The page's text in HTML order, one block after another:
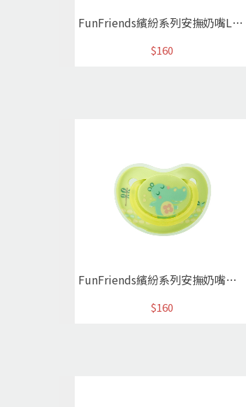
FunFriends繽紛系列安撫奶嘴L藍色恐龍
$160
FunFriends繽紛系列安撫奶嘴M可愛河馬
$160